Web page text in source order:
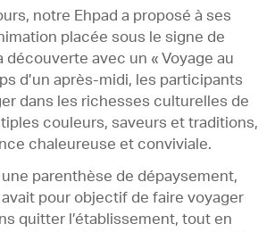
notre Ehpad a proposé à ses
placée sous le signe de
découverte avec un « Voyage au
d’un après-midi, les participants
dans les richesses culturelles de
couleurs, saveurs et traditions,
chaleureuse et conviviale.
parenthèse de dépaysement,
pour objectif de faire voyager
quitter l’établissement, tout en